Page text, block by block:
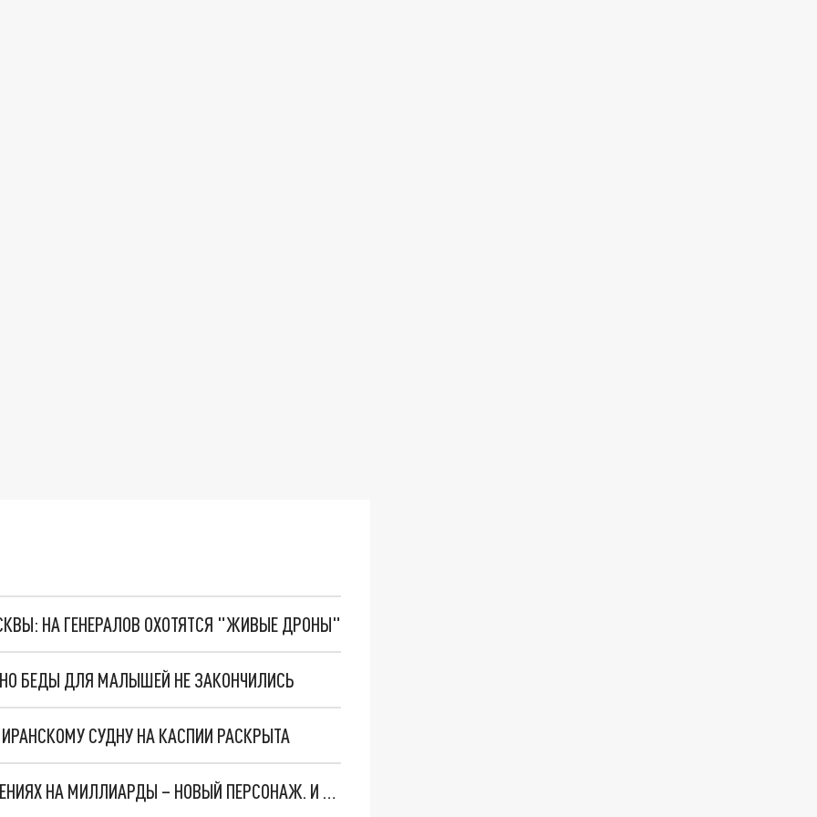
НА ГЕНЕРАЛОВ ОХОТЯТСЯ "ЖИВЫЕ ДРОНЫ"
БЕДЫ ДЛЯ МАЛЫШЕЙ НЕ ЗАКОНЧИЛИСЬ
СУДНУ НА КАСПИИ РАСКРЫТА
СЛЕДЫ ВЕДУТ В ЦЕНТРОБАНК… В ДЕЛЕ О ХИЩЕНИЯХ НА МИЛЛИАРДЫ – НОВЫЙ ПЕРСОНАЖ. И ОН УЖЕ В БЕГАХ